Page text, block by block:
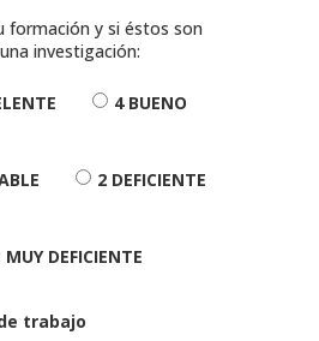
formación y si éstos son
investigación:
4 BUENO
2 DEFICIENTE
MUY DEFICIENTE
trabajo